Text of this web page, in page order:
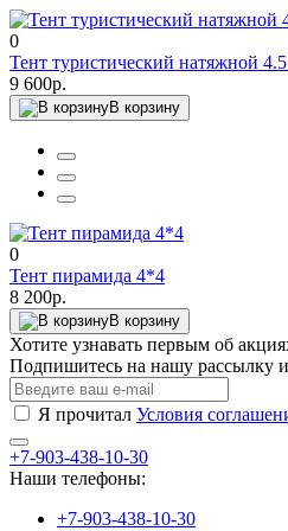
0
Тент туристический натяжной
9 600р.
В корзину
0
Тент пирамида 4*4
8 200р.
В корзину
Хотите узнавать первым об
Подпишитесь на нашу рассылку
Я прочитал Условия
+7-903-438-10-30
Наши телефоны:
+7-903-438-10-30